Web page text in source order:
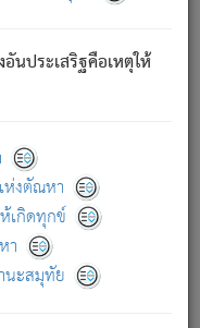
ประเสริฐคือเหตุให้
ห่งตัณหา
เกิดทุกข์
า
นะสมุทัย
ามมีแห่งประโยชน์โดย
ม่เที่ยง เป็นทุกข์ มี
เพลิดเพลินวิภวตัณหา
(แห่งภพทั้งหลาย)
ทั้งปวง นั้นคือ
ทแล้ว เพราะไม่มี